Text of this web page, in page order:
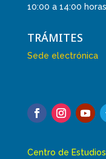
10:00 a 14:00 horas
TRÁMITES
Sede electrónica
Centro de